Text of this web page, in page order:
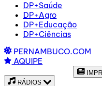
DP+Saúde
DP+Agro
DP+Educação
DP+Ciências
PERNAMBUCO.COM
AQUIPE
RÁDIOS